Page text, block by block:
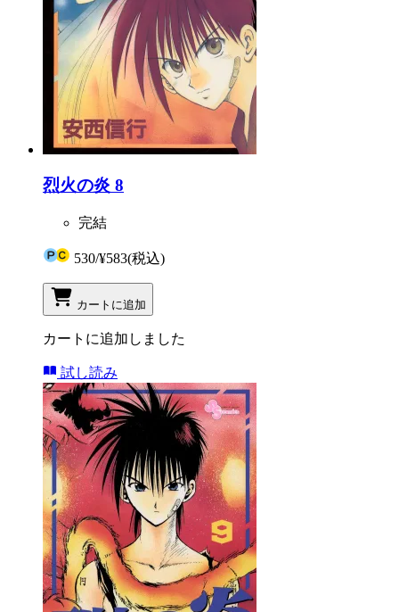
烈火の炎 8
完結
530/¥583(税込)
カートに追加
カートに追加しました
試し読み